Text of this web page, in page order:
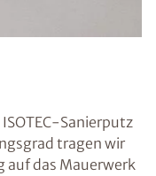
Sanierputz
tragen wir
auf das Mauerwerk